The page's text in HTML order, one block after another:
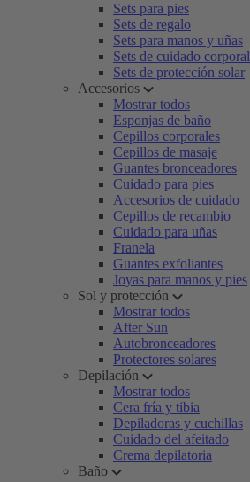
Sets para pies
Sets de regalo
Sets para manos y uñas
Sets de cuidado corporal
Sets de protección solar
Accesorios
Mostrar todos
Esponjas de baño
Cepillos corporales
Cepillos de masaje
Guantes bronceadores
Cuidado para pies
Accesorios de cuidado
Cepillos de recambio
Cuidado para uñas
Franela
Guantes exfoliantes
Joyas para manos y pies
Sol y protección
Mostrar todos
After Sun
Autobronceadores
Protectores solares
Depilación
Mostrar todos
Cera fría y tibia
Depiladoras y cuchillas
Cuidado del afeitado
Crema depilatoria
Baño